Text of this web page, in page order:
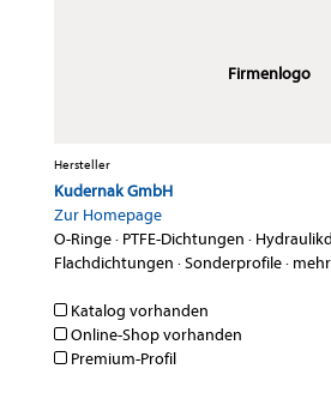
Firmenlogo
Hersteller
Kudernak GmbH
Zur Homepage
O-Ringe· PTFE-Dichtungen ·
Flachdichtungen ·Sonderprofile·
Katalog vorhanden
Online-Shop vorhanden
Premium-Profil